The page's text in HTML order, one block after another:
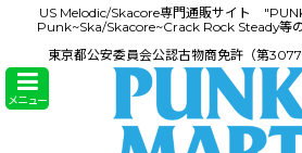
US Melodic/Skacore専門通販サイト
Punk~Ska/Skacore~Crack Rock Steady等
東京都公安委員会公認古物商免許（第
メニュー